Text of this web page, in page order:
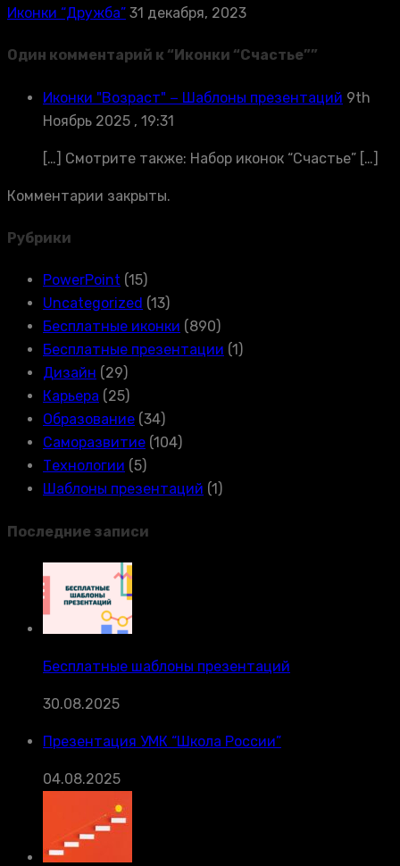
Иконки “Дружба” 31 декабря, 2023
Один комментарий к “ Иконки “Счастье””
Иконки "Возраст" − Шаблоны презентаций 9th
Ноябрь 2025 , 19:31
[…] Смотрите также: Набор иконок “Счастье” […]
Комментарии закрыты.
Рубрики
PowerPoint (15)
Uncategorized (13)
Бесплатные иконки (890)
Бесплатные презентации (1)
Дизайн (29)
Карьера (25)
Образование (34)
Саморазвитие (104)
Технологии (5)
Шаблоны презентаций (1)
Последние записи
Бесплатные шаблоны презентаций
30.08.2025
Презентация УМК “Школа России”
04.08.2025